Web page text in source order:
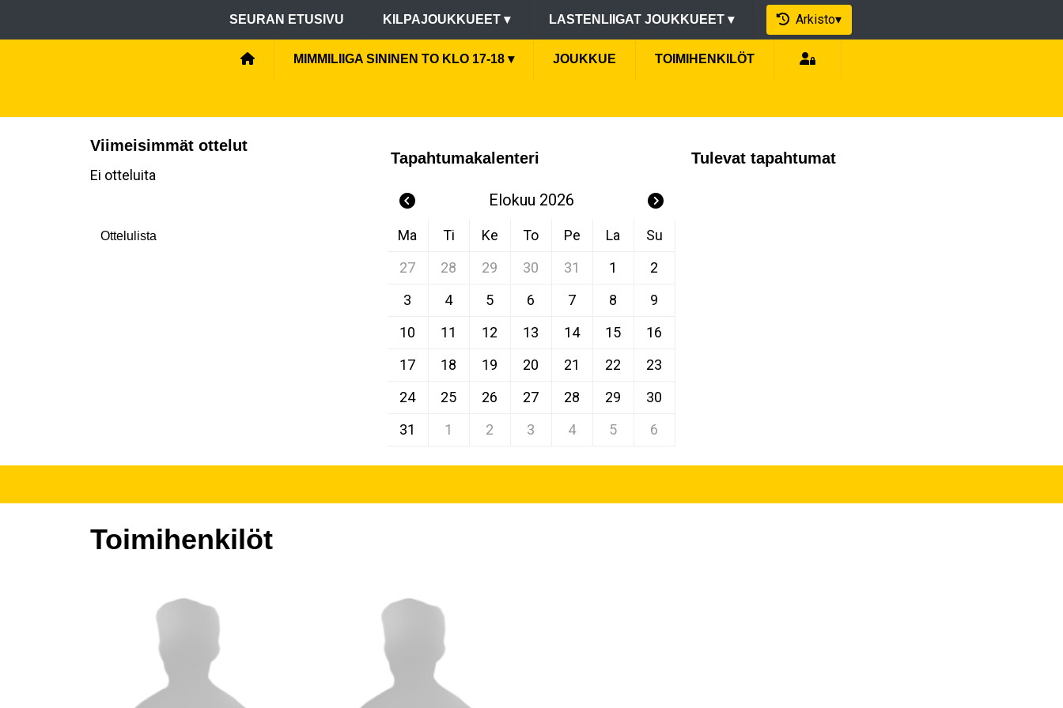
SEURAN ETUSIVU KILPAJOUKKUEET ▾ LASTENLIIGAT JOUKKUEET ▾ Arkisto▾
MIMMILIIGA SININEN TO KLO 17-18 ▾ JOUKKUE TOIMIHENKILÖT
Viimeisimmät ottelut
Ei otteluita
Ottelulista
Tapahtumakalenteri
Elokuu 2026
Ma Ti Ke To Pe La
Su
27
28 29 30 31 1
2
3
4 5 6 7 8
9
10
11 12 13 14 15
16
17
18 19 20 21 22
23
24
25 26 27 28 29
30
31
1 2 3 4 5 6
Tulevat tapahtumat
Toimihenkilöt